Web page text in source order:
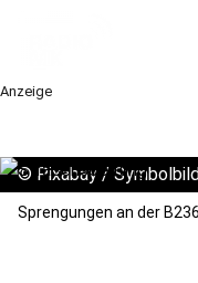
Anzeige
© Pixabay /
Sprengungen an der